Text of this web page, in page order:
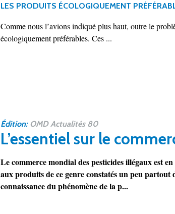
LES PRODUITS ÉCOLOGIQUEMENT
Comme nous l’avions indiqué plus haut, outre le
écologiquement préférables. Ces ...
Édition: OMD Actualités 80
L’essentiel sur le
Le commerce mondial des pesticides illégaux est
aux produits de ce genre constatés un peu
connaissance du phénomène de la p...